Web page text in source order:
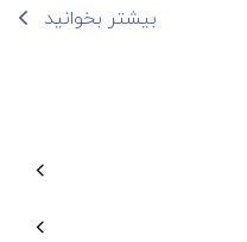
بیشتر بخوانید